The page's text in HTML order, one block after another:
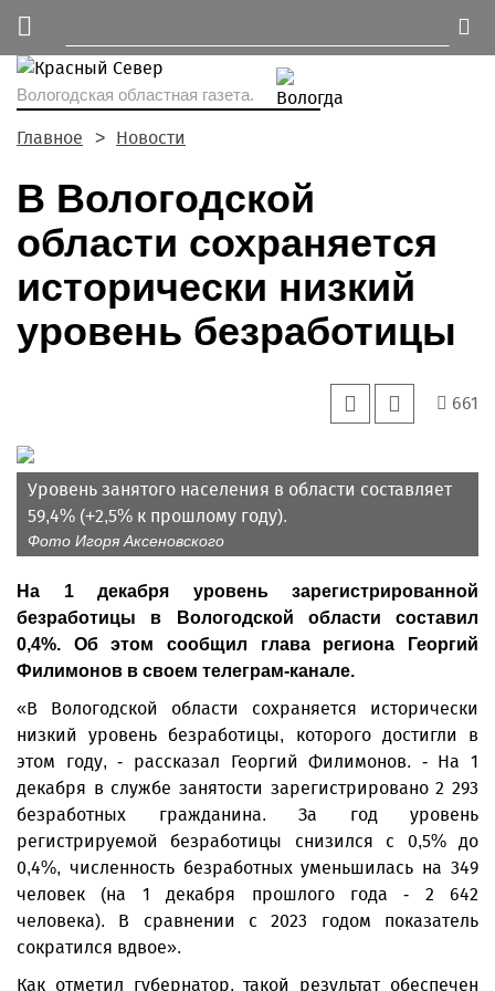
Вологодская областная газета.
Главное Новости
В Вологодской
области сохраняется
исторически низкий
уровень безработицы
661
Уровень занятого населения в области составляет
59,4% (+2,5% к прошлому году).
Фото Игоря Аксеновского
На 1 декабря уровень зарегистрированной
безработицы в Вологодской области составил
0,4%. Об этом сообщил глава региона Георгий
Филимонов в своем телеграм-канале.
«В Вологодской области сохраняется исторически
низкий уровень безработицы, которого достигли в
этом году, - рассказал Георгий Филимонов. - На 1
декабря в службе занятости зарегистрировано 2 293
безработных гражданина. За год уровень
регистрируемой безработицы снизился с 0,5% до
0,4%, численность безработных уменьшилась на 349
человек (на 1 декабря прошлого года - 2 642
человека). В сравнении с 2023 годом показатель
сократился вдвое».
Как отметил губернатор, такой результат обеспечен